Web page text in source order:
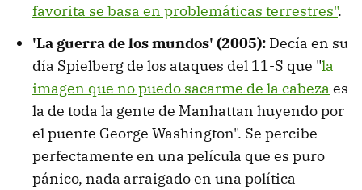
favorita se basa en problemáticas terrestres".
'La guerra de los mundos' (2005): Decía en su
día Spielberg de los ataques del 11-S que "la
imagen que no puedo sacarme de la cabeza es
la de toda la gente de Manhattan huyendo por
el puente George Washington". Se percibe
perfectamente en una película que es puro
pánico, nada arraigado en una política